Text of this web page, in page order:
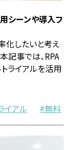
シーンや導入フ
化したいと考え
記事では、RPA
ライアルを活用
イアル 無料